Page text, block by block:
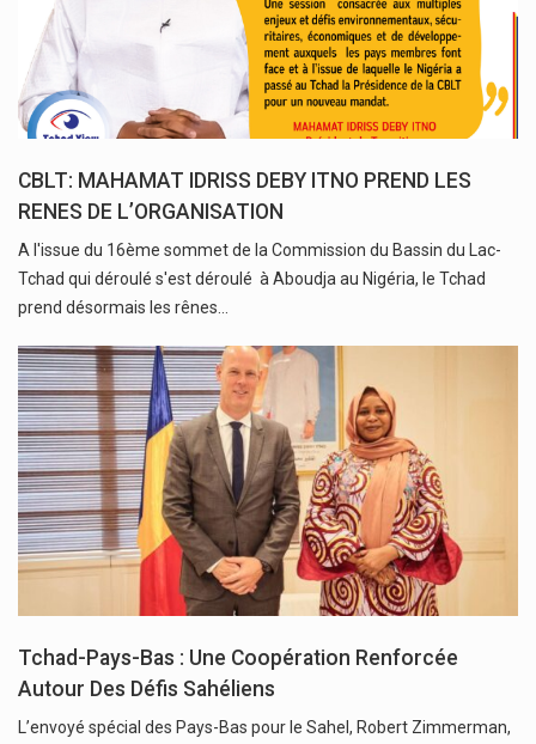
CBLT: MAHAMAT IDRISS DEBY ITNO PREND LES
RENES DE L’ORGANISATION
A l'issue du 16ème sommet de la Commission du Bassin du Lac-
Tchad qui déroulé s'est déroulé à Aboudja au Nigéria, le Tchad
prend désormais les rênes…
Tchad-Pays-Bas : Une Coopération Renforcée
Autour Des Défis Sahéliens
L’envoyé spécial des Pays-Bas pour le Sahel, Robert Zimmerman,